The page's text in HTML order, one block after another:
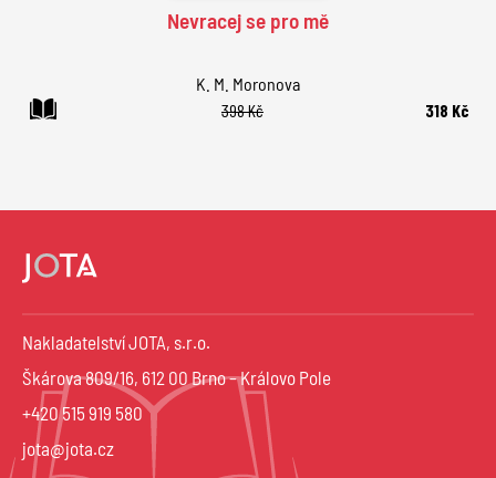
Nevracej se pro mě
K. M. Moronova
398 Kč
318 Kč
Nakladatelství JOTA, s.r.o.
Škárova 809/16, 612 00 Brno – Královo Pole
+420 515 919 580
jota@jota.cz